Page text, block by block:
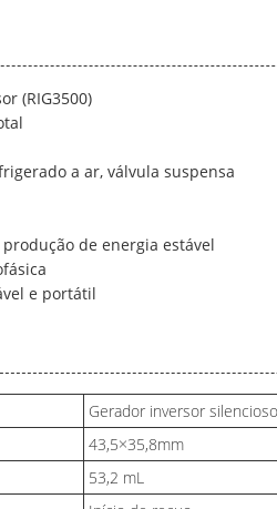
(RIG3500)
a ar, válvula suspensa
de energia estável
e portátil
Gerador inversor
43,5×35,8mm
53,2 mL